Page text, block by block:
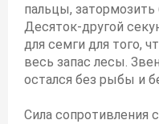
пальцы, затормозить
Десяток-другой
для семги для того,
весь запас лесы.
остался без рыбы и
Сила сопротивления